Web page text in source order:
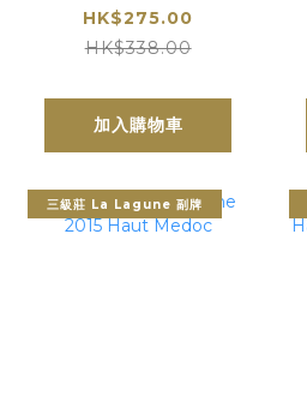
家富 Fifth
Growth Grand
多克五級莊
HK$275.00
HK$338.00
加入購物車
三級莊 La Lagune 副牌